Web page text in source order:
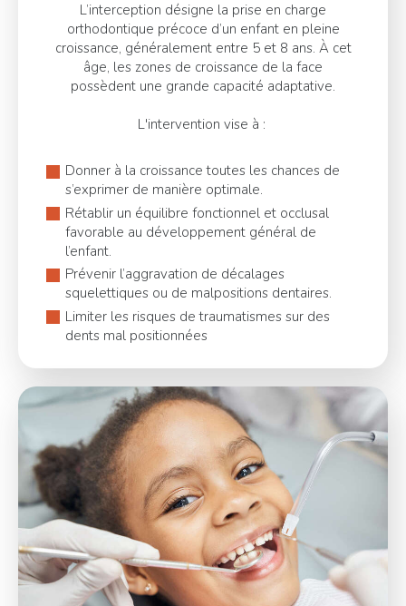
L’interception désigne la prise en charge
orthodontique précoce d’un enfant en pleine
croissance, généralement entre 5 et 8 ans. À cet
âge, les zones de croissance de la face
possèdent une grande capacité adaptative.
L'intervention vise à :
Donner à la croissance toutes les chances de
s’exprimer de manière optimale.
Rétablir un équilibre fonctionnel et occlusal
favorable au développement général de
l’enfant.
Prévenir l’aggravation de décalages
squelettiques ou de malpositions dentaires.
Limiter les risques de traumatismes sur des
dents mal positionnées